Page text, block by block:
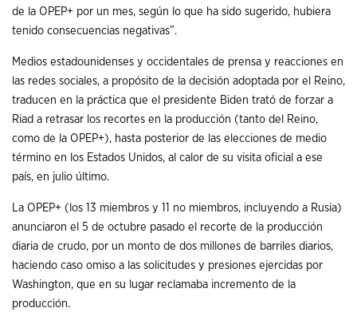
de la OPEP+ por un mes, según lo que ha sido sugerido, hubiera
tenido consecuencias negativas”.
Medios estadounidenses y occidentales de prensa y reacciones en
las redes sociales, a propósito de la decisión adoptada por el Reino,
traducen en la práctica que el presidente Biden trató de forzar a
Riad a retrasar los recortes en la producción (tanto del Reino,
como de la OPEP+), hasta posterior de las elecciones de medio
término en los Estados Unidos, al calor de su visita oficial a ese
país, en julio último.
La OPEP+ (los 13 miembros y 11 no miembros, incluyendo a Rusia)
anunciaron el 5 de octubre pasado el recorte de la producción
diaria de crudo, por un monto de dos millones de barriles diarios,
haciendo caso omiso a las solicitudes y presiones ejercidas por
Washington, que en su lugar reclamaba incremento de la
producción.